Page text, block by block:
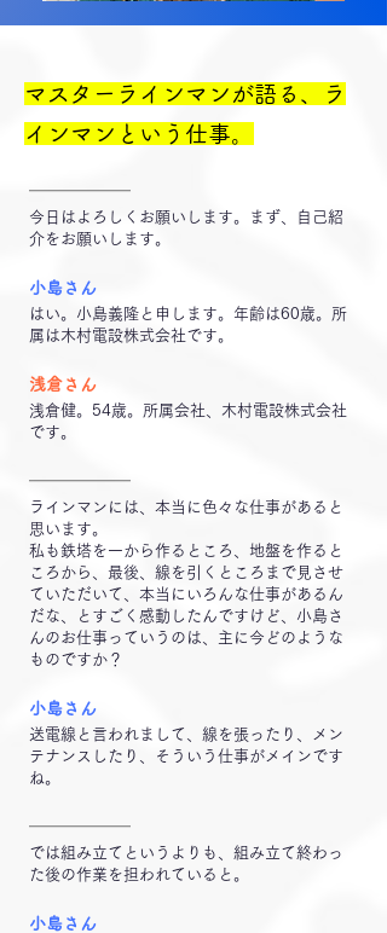
マスターラインマンが語る、ラ
インマンという仕事。
━━━━━━
今日はよろしくお願いします。まず、自己紹
介をお願いします。
小島さん
はい。小島義隆と申します。年齢は60歳。所
属は木村電設株式会社です。
浅倉さん
浅倉健。54歳。所属会社、木村電設株式会社
です。
━━━━━━
ラインマンには、本当に色々な仕事があると
思います。
私も鉄塔を一から作るところ、地盤を作ると
ころから、最後、線を引くところまで見させ
ていただいて、本当にいろんな仕事があるん
だな、とすごく感動したんですけど、小島さ
んのお仕事っていうのは、主に今どのような
ものですか？
小島さん
送電線と言われまして、線を張ったり、メン
テナンスしたり、そういう仕事がメインです
ね。
━━━━━━
では組み立てというよりも、組み立て終わっ
た後の作業を担われていると。
小島さん